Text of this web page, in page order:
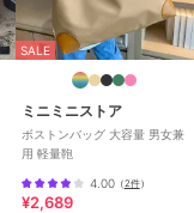
SALE
ミニミニストア
ボストンバッグ 大容量 男女兼
用 軽量鞄
4.00（2件）
¥2,689